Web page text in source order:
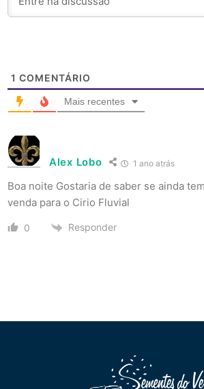
1 COMENTÁRIO
Mais recentes
Alex Lobo 1 ano atrás
Boa noite Gostaria de saber se ainda
venda para o Cirio Fluvial
0 Responder